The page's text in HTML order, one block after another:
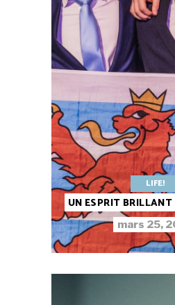
LIFE!
UN ESPRIT BRILLANT
mars 25,